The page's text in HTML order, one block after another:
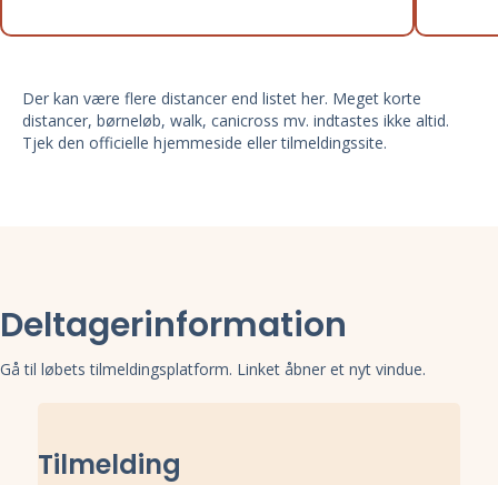
Der kan være flere distancer end listet her. Meget korte
distancer, børneløb, walk, canicross mv. indtastes ikke altid.
Tjek den officielle hjemmeside eller tilmeldingssite.
Deltagerinformation
Gå til løbets tilmeldingsplatform. Linket åbner et nyt vindue.
Tilmelding